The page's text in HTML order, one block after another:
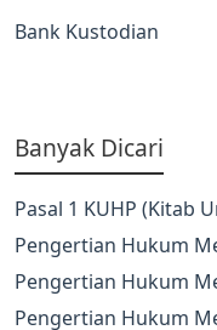
Bank Kustodian
Banyak Dicari
Pasal 1 KUHP (Kitab
Pengertian Hukum
Pengertian Hukum
Pengertian Hukum